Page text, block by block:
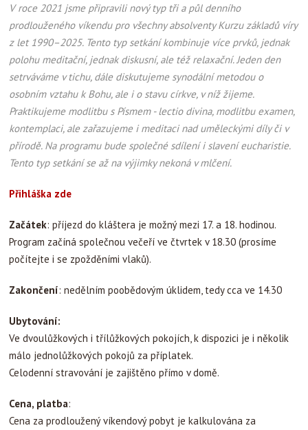
V roce 2021 jsme připravili nový typ tři a půl denního
prodlouženého víkendu pro všechny absolventy Kurzu základů víry
z let 1990–2025. Tento typ setkání kombinuje více prvků, jednak
polohu meditační, jednak diskusní, ale též relaxační. Jeden den
setrváváme v tichu, dále diskutujeme synodální metodou o
osobním vztahu k Bohu, ale i o stavu církve, v níž žijeme.
Praktikujeme modlitbu s Písmem - lectio divina, modlitbu examen,
kontemplaci, ale zařazujeme i meditaci nad uměleckými díly či v
přírodě. Na programu bude společné sdílení i slavení eucharistie.
Tento typ setkání se až na výjimky nekoná v mlčení.
Přihláška zde
Začátek: příjezd do kláštera je možný mezi 17. a 18. hodinou.
Program začíná společnou večeří ve čtvrtek v 18.30 (prosíme
počítejte i se zpožděními vlaků).
Zakončení: nedělním poobědovým úklidem, tedy cca ve 14.30
Ubytování:
Ve dvoulůžkových i třílůžkových pokojích, k dispozici je i několik
málo jednolůžkových pokojů za příplatek.
Celodenní stravování je zajištěno přímo v domě.
Cena, platba:
Cena za prodloužený víkendový pobyt je kalkulována za